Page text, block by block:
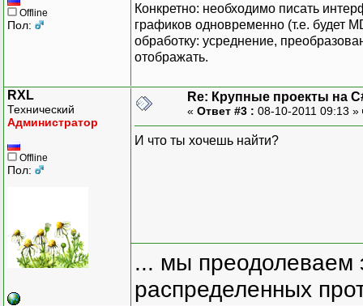
Offline
Пол:
Конкретно: необходимо писать
графиков одновременно (т.е. будет
обработку: усреднение,
отображать.
RXL
Технический
Администратор
Offline
Пол:
Re: Крупные проекты на
« Ответ #3 : 08-10-2011 09:13 »
И что ты хочешь найти?
... мы преодолеваем
распределенных